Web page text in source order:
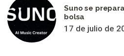
Suno se
bolsa
17 de julio de